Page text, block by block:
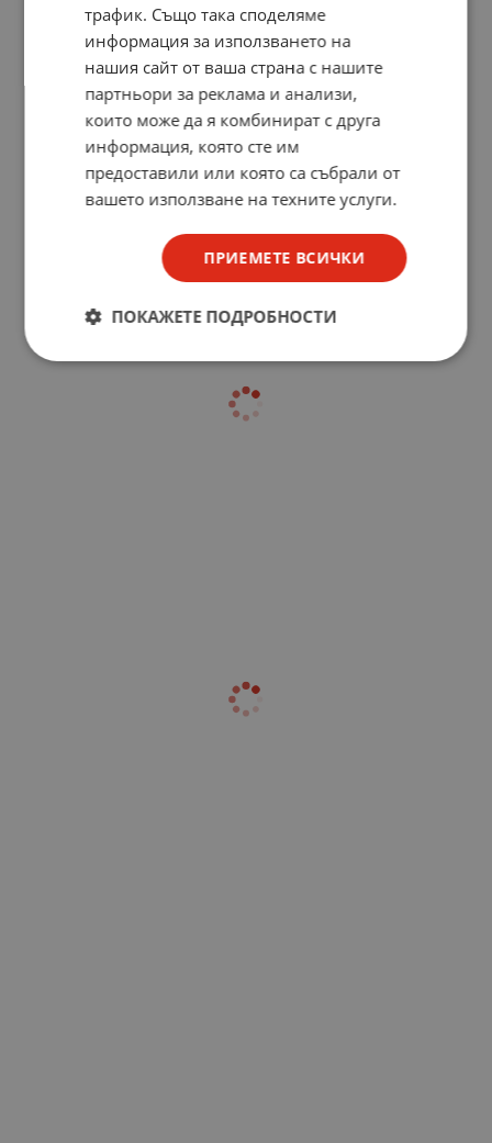
трафик. Също така споделяме
информация за използването на
нашия сайт от ваша страна с нашите
партньори за реклама и анализи,
които може да я комбинират с друга
информация, която сте им
предоставили или която са събрали от
вашето използване на техните услуги.
ПРИЕМЕТЕ ВСИЧКИ
ПОКАЖЕТЕ ПОДРОБНОСТИ